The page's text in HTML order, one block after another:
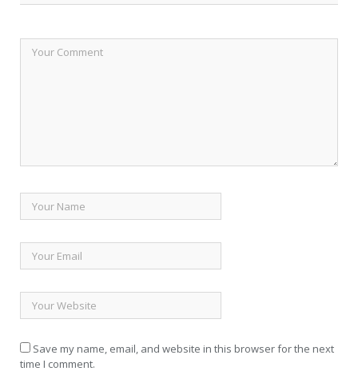
Save my name, email, and website in this browser for the next
time I comment.